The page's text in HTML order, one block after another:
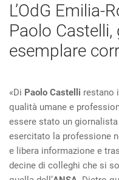
L’OdG Emilia-
Paolo
esemplare
«Di Paolo Castelli restano
qualità umane e
essere stato un
esercitato la professione
e libera informazione e
decine di colleghi che si